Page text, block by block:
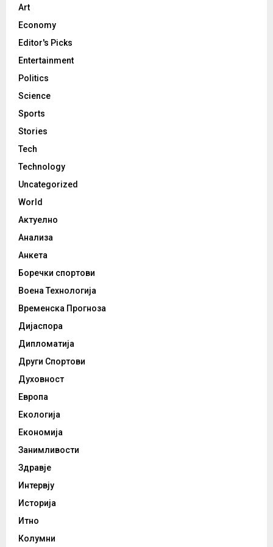
Art
Economy
Editor's Picks
Entertainment
Politics
Science
Sports
Stories
Tech
Technology
Uncategorized
World
Актуелно
Анализа
Анкета
Боречки спортови
Воена Технологија
Временска Прогноза
Дијаспора
Дипломатија
Други Спортови
Духовност
Европа
Екологија
Економија
Занимливости
Здравје
Интервју
Историја
Итно
Колумни